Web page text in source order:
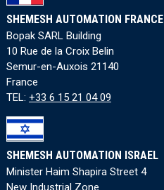
SHEMESH AUTOMATION FRANCE
Bopak SARL Building
10 Rue de la Croix Belin
Semur-en-Auxois 21140
France
TEL: +33 6 15 21 04 09
SHEMESH AUTOMATION ISRAEL
Minister Haim Shapira Street 4
New Industrial Zone